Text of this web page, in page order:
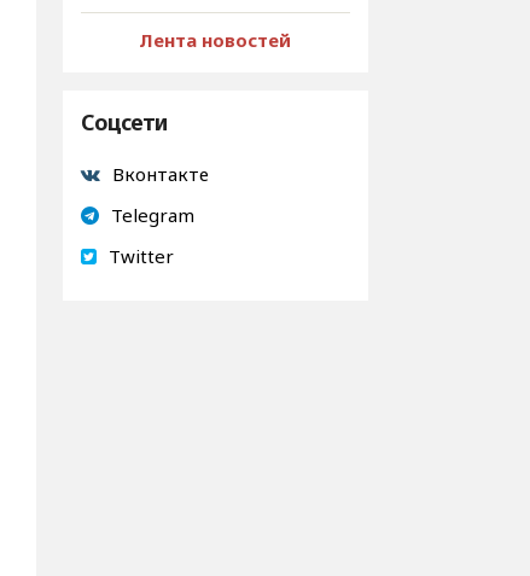
Лента новостей
Соцсети
Вконтакте
Telegram
Twitter